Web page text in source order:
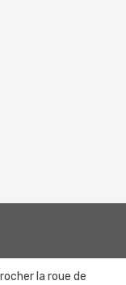
la roue de